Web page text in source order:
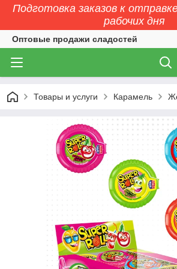
Подготовка заказов к
рабочих дня
Оптовые продажи сладостей
Товары и услуги Карамель